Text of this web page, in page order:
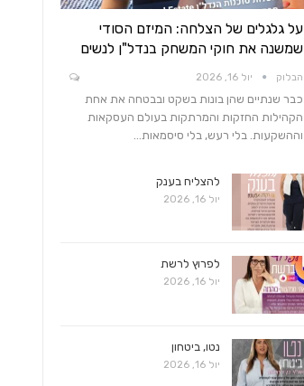
על גלגלים של הצלחה: המיזם הסודי
שמשנה את חוקי המשחק בנדל"ן לנשים
הבלוק יול 16, 2026
כבר שנתיים שהן בונות בשקט ובבטחה את אחת
הקהילות החזקות והמרתקות בעולם העסקאות
וההשקעות. בלי רעש, בלי סיסמאות…
להצליח בענק
יול 16, 2026
לפרוץ לרשת
יול 16, 2026
נטו, ביטחון
יול 16, 2026